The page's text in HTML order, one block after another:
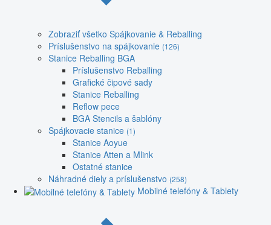
Zobraziť všetko Spájkovanie & Reballing
Príslušenstvo na spájkovanie (126)
Stanice Reballing BGA
Príslušenstvo Reballing
Grafické čipové sady
Stanice Reballing
Reflow pece
BGA Stencils a šablóny
Spájkovacie stanice (1)
Stanice Aoyue
Stanice Atten a Mlink
Ostatné stanice
Náhradné diely a príslušenstvo (258)
Mobilné telefóny & Tablety